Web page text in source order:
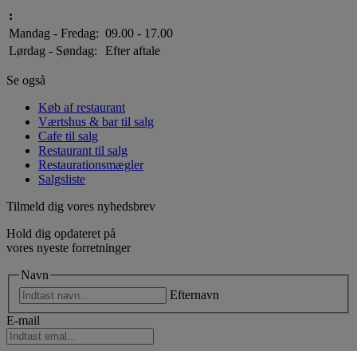
:
Mandag - Fredag: 09.00 - 17.00
Lørdag - Søndag:
Efter aftale
Se også
Køb af restaurant
Værtshus & bar til salg
Cafe til salg
Restaurant til salg
Restaurationsmægler
Salgsliste
Tilmeld dig vores nyhedsbrev
Hold dig opdateret på
vores nyeste forretninger
Navn
Efternavn
E-mail